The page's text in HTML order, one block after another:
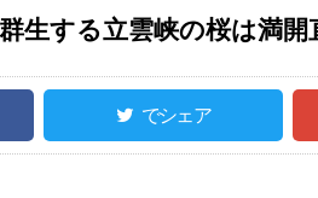
生する立雲峡の桜は満
でシェア